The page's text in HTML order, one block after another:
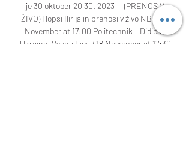
je 30 oktober 20 30. 2023 — (PRENOS V
ŽIVO) Hopsi Ilirija in prenosi v živo NB I / 18
November at 17:00 Politechnik – Didibao
Ukraine. Vysha Liga / 18 November at 17:30